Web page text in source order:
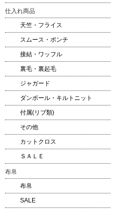
仕入れ商品
天竺・フライス
スムース・ポンチ
接結・ワッフル
裏毛・裏起毛
ジャガード
ダンボール・キルトニット
付属(リブ類)
その他
カットクロス
ＳＡＬＥ
布帛
布帛
SALE